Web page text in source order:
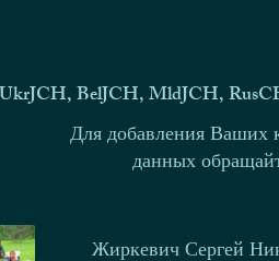
BelJCH, MldJCH,
Для добавления Ваших
данных
Жиркевич Сергей